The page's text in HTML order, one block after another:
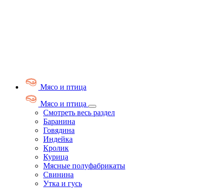
Мясо и птица
Мясо и птица
Смотреть весь раздел
Баранина
Говядина
Индейка
Кролик
Курица
Мясные полуфабрикаты
Свинина
Утка и гусь